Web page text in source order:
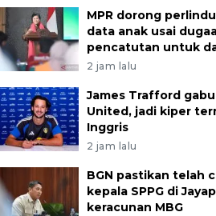
MPR dorong
data anak usai
pencatutan untuk
2 jam lalu
James Trafford
United, jadi kiper
Inggris
2 jam lalu
BGN pastikan telah
kepala SPPG di
keracunan MBG